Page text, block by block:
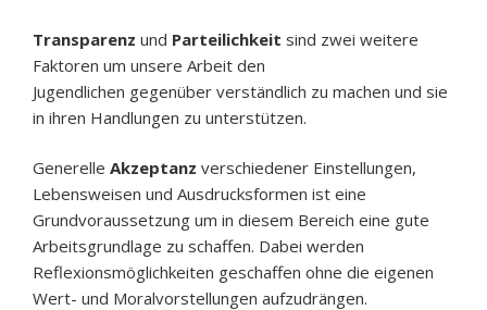
Transparenz und Parteilichkeit sind zwei weitere
Faktoren um unsere Arbeit den
Jugendlichen gegenüber verständlich zu machen und sie
in ihren Handlungen zu unterstützen.
Generelle Akzeptanz verschiedener Einstellungen,
Lebensweisen und Ausdrucksformen ist eine
Grundvoraussetzung um in diesem Bereich eine gute
Arbeitsgrundlage zu schaffen. Dabei werden
Reflexionsmöglichkeiten geschaffen ohne die eigenen
Wert- und Moralvorstellungen aufzudrängen.